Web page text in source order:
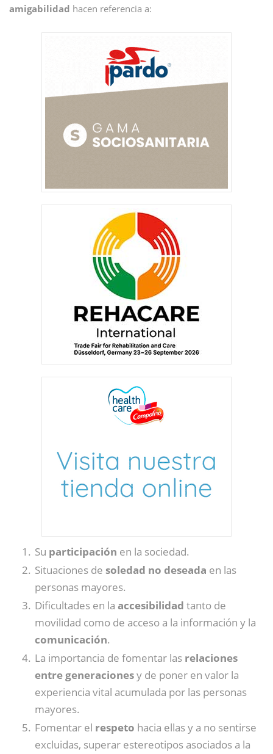
amigabilidad hacen referencia a:
Su participación en la sociedad.
Situaciones de soledad no deseada en las
personas mayores.
Dificultades en la accesibilidad tanto de
movilidad como de acceso a la información y la
comunicación.
La importancia de fomentar las relaciones
entre generacionesy de poner en valor la
experiencia vital acumulada por las personas
mayores.
Fomentar el respeto hacia ellas y a no sentirse
excluidas, superar estereotipos asociados a la